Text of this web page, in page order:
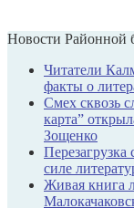
Новости Районной
Читатели
факты о
Смех сквозь
карта”
Зощенко
Перезагрузка
силе
Живая книга